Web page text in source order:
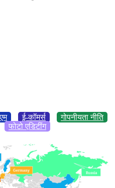
ई-कॉमर्स
गोपनीयता नीति
फोटो एडिटींग